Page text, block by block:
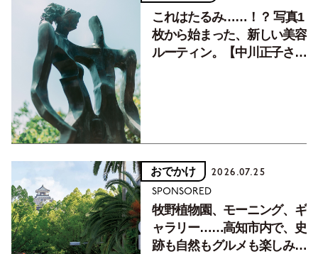
これはたるみ……！？ 写真1
枚から始まった、新しい美容
ルーティン。【中川正子さん
おでかけ 2026.07.25
SPONSORED
牧野植物園、モーニング、ギ
ャラリー……高知市内で、史
跡も自然もグルメも楽しみ尽